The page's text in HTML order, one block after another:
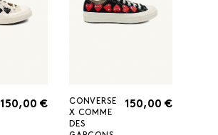
150,00 €
CONVERSE
X COMME
DES
150,00 €